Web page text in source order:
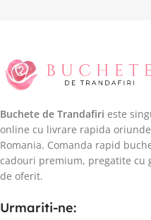
Buchete de Trandafiri este
online cu livrare rapida
Romania. Comanda rapid
cadouri premium, pregatite cu
de oferit.
Urmariti-ne: